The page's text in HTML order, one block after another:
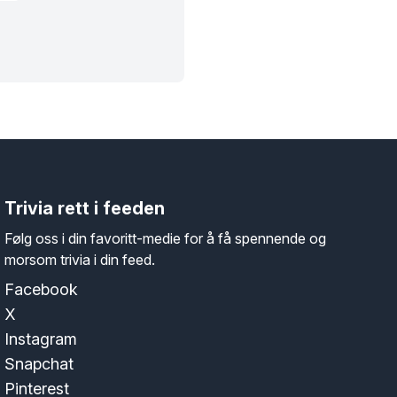
Trivia rett i feeden
Følg oss i din favoritt-medie for å få spennende og
morsom trivia i din feed.
Facebook
X
Instagram
Snapchat
Pinterest